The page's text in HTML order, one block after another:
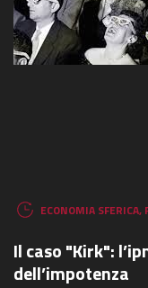
ECONOMIA SFERICA,
Il caso "Kirk":
dell’impotenza